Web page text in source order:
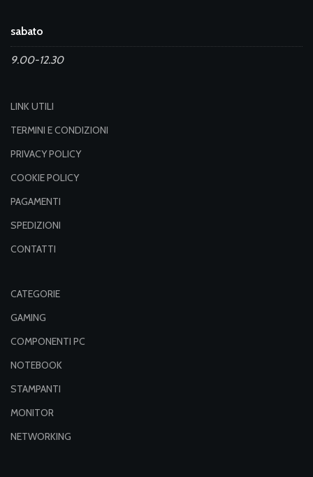
sabato
9.00-12.30
LINK UTILI
TERMINI E CONDIZIONI
PRIVACY POLICY
COOKIE POLICY
PAGAMENTI
SPEDIZIONI
CONTATTI
CATEGORIE
GAMING
COMPONENTI PC
NOTEBOOK
STAMPANTI
MONITOR
NETWORKING